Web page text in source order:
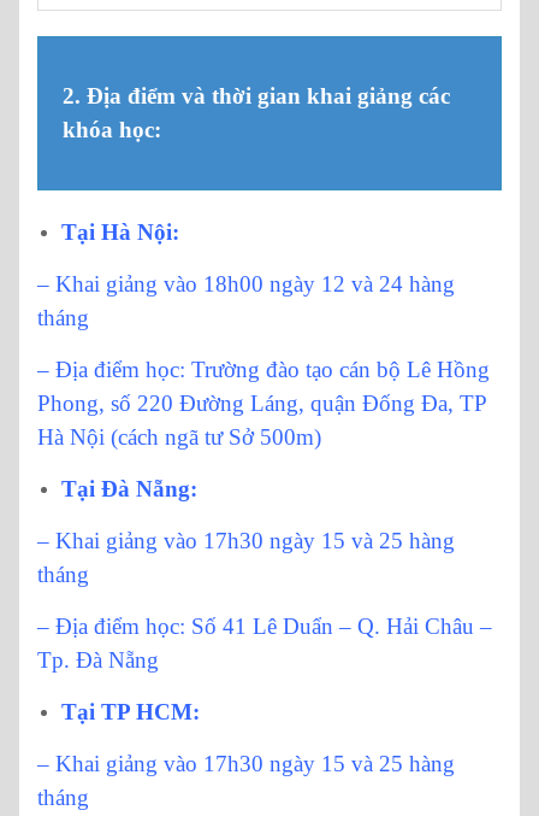
2. Địa điểm và thời gian khai giảng các
khóa học:
Tại Hà Nội:
– Khai giảng vào 18h00 ngày 12 và 24 hàng
tháng
– Địa điểm học: Trường đào tạo cán bộ Lê Hồng
Phong, số 220 Đường Láng, quận Đống Đa, TP
Hà Nội (cách ngã tư Sở 500m)
Tại Đà Nẵng:
– Khai giảng vào 17h30 ngày 15 và 25 hàng
tháng
– Địa điểm học: Số 41 Lê Duẩn – Q. Hải Châu –
Tp. Đà Nẵng
Tại TP HCM:
– Khai giảng vào 17h30 ngày 15 và 25 hàng
tháng